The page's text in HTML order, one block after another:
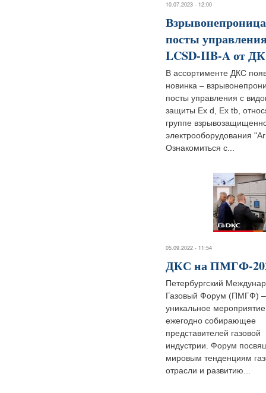
10.07.2023 - 12:00
посты
LCSD-IIB-A от
В ассортименте ДКС
новинка –
посты управления с
защиты Ex d, Ex tb,
группе
электрооборудования
Ознакомиться с...
05.09.2022 - 11:54
ДКС на ПМГФ-
Петербургский
Газовый Форум (ПМГФ) –
уникальное
ежегодно собирающее
представителей газовой
индустрии. Форум
мировым тенденциям
отрасли и развитию...